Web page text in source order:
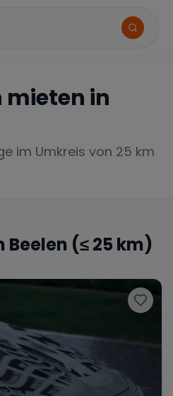
Ferrari
mieten in
im Umkreis von 25 km
Beelen (≤ 25 km)